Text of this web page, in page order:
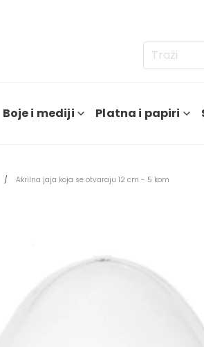
Boje i mediji Platna i papiri
Akrilna jaja koja se otvaraju 12 cm - 5 kom